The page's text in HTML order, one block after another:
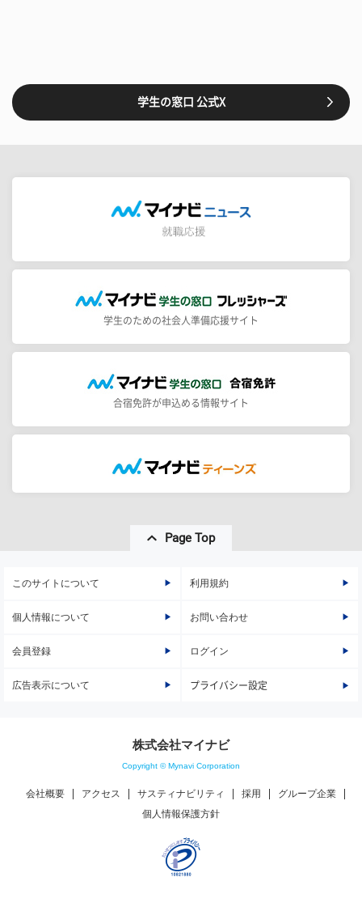
学生の窓口 公式X
学生のための社会人準備応援サイト
合宿免許が申込める情報サイト
Page Top
このサイトについて 利用規約
個人情報について お問い合わせ
会員登録 ログイン
広告表示について プライバシー設定
株式会社マイナビ
Copyright © Mynavi Corporation
会社概要 アクセス サスティナビリティ 採用
グループ企業
個人情報保護方針